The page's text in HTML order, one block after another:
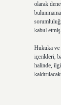
olarak
kabul etmiş
Hukuka ve
içerikleri,
halinde,